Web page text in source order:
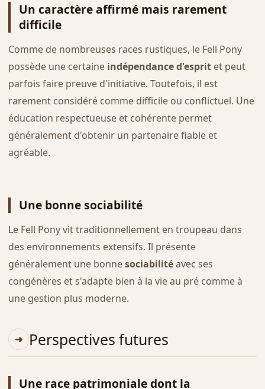
Un caractère affirmé mais rarement
difficile
Comme de nombreuses races rustiques, le Fell Pony
possède une certaine indépendance d'espritet peut
parfois faire preuve d'initiative. Toutefois, il est
rarement considéré comme difficile ou conflictuel. Une
éducation respectueuse et cohérente permet
généralement d'obtenir un partenaire fiable et
agréable.
Une bonne sociabilité
Le Fell Pony vit traditionnellement en troupeau dans
des environnements extensifs. Il présente
généralement une bonnesociabilitéavec ses
congénères et s'adapte bien à la vie au pré comme à
une gestion plus moderne.
Perspectives futures
Une race patrimoniale dont la